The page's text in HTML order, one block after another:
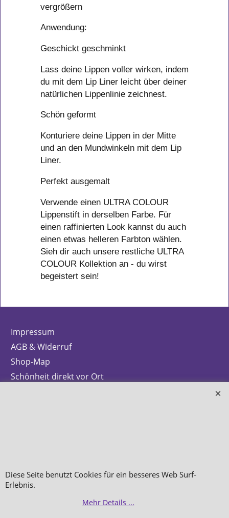
vergrößern
Anwendung:
Geschickt geschminkt
Lass deine Lippen voller wirken, indem
du mit dem Lip Liner leicht über deiner
natürlichen Lippenlinie zeichnest.
Schön geformt
Konturiere deine Lippen in der Mitte
und an den Mundwinkeln mit dem Lip
Liner.
Perfekt ausgemalt
Verwende einen ULTRA COLOUR
Lippenstift in derselben Farbe. Für
einen raffinierten Look kannst du auch
einen etwas helleren Farbton wählen.
Sieh dir auch unsere restliche ULTRA
COLOUR Kollektion an - du wirst
begeistert sein!
Impressum
AGB & Widerruf
Shop-Map
Schönheit direkt vor Ort
Düfte
Bestellung widerrufen
Diese Seite benutzt Cookies für ein besseres Web Surf-
Erlebnis.
Mehr Details ...